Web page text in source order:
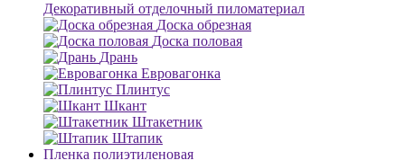
Декоративный отделочный пиломатериал
Доска обрезная
Доска половая
Дрань
Евровагонка
Плинтус
Шкант
Штакетник
Штапик
Пленка полиэтиленовая